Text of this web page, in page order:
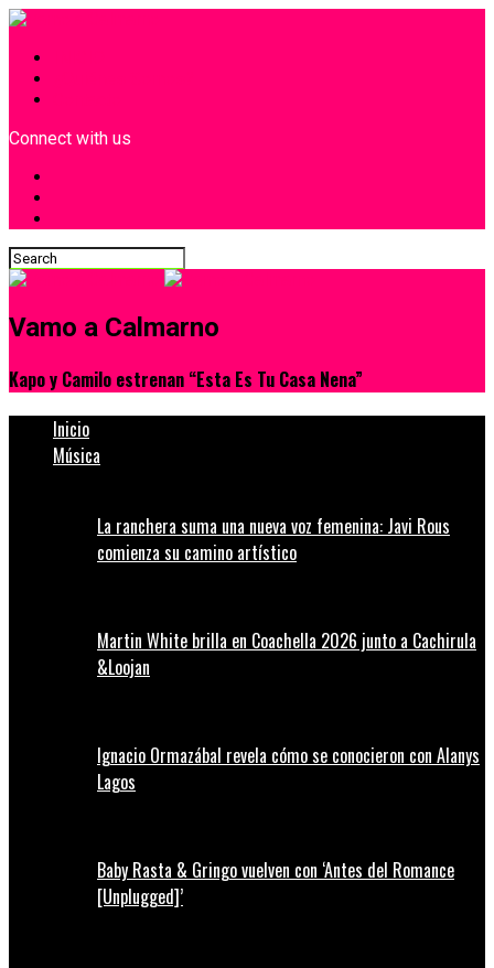
Connect with us
Vamo a Calmarno
Kapo y Camilo estrenan “Esta Es Tu Casa Nena”
Inicio
Música
La ranchera suma una nueva voz femenina: Javi Rous
comienza su camino artístico
Martin White brilla en Coachella 2026 junto a Cachirula
&Loojan
Ignacio Ormazábal revela cómo se conocieron con Alanys
Lagos
Baby Rasta & Gringo vuelven con ‘Antes del Romance
[Unplugged]’